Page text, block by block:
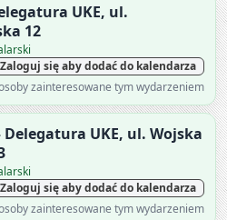
UKE, ul.
12
Zaloguj się aby dodać do kalendarza
zainteresowane tym wydarzeniem
Delegatura UKE, ul. Wojska
Zaloguj się aby dodać do kalendarza
zainteresowane tym wydarzeniem